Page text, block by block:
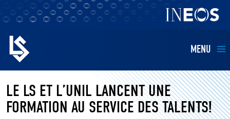
MENU
EQUIPES
BILLETTERIE
LE LS ET L’UNIL LANCENT UNE
FORMATION AU SERVICE DES TALENTS!